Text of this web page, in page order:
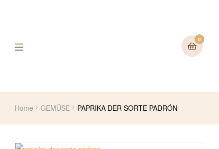
0
Home GEMÜSE PAPRIKA DER SORTE PADRÓN